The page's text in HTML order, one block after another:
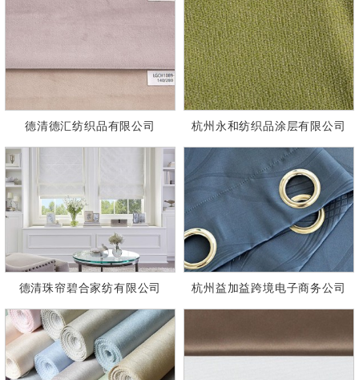
德清德汇纺织品有限公司 杭州永和纺织品涂层有限公司
德清珠帘碧合家纺有限公司 杭州益加益跨境电子商务公司